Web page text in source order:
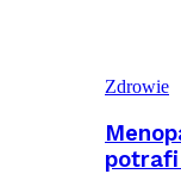
Zdrowie